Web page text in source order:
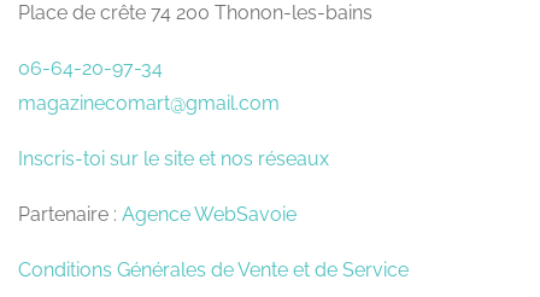
Place de crête 74 200 Thonon-les-bains
06-64-20-97-34
magazinecomart@gmail.com
Inscris-toi sur le site et nos réseaux
Partenaire : Agence WebSavoie
Conditions Générales de Vente et de Service